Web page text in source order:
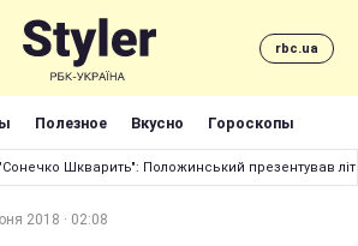
rbc.ua
Полезное Вкусно Гороскопы
"Сонечко Шкварить": Положинський презентував
2018 · 02:08